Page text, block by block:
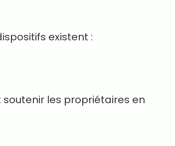
existent :
soutenir les propriétaires en